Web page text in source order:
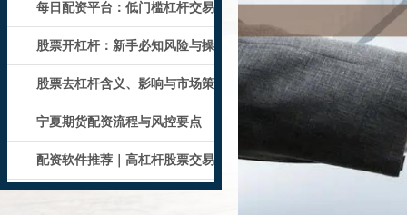
每日配资平台：低门槛杠杆交易
股票开杠杆：新手必知风险与操
作技巧股票去杠杆含义、影响与市场策
略解析宁夏期货配资流程与风控要点
配资软件推荐｜高杠杆股票交易